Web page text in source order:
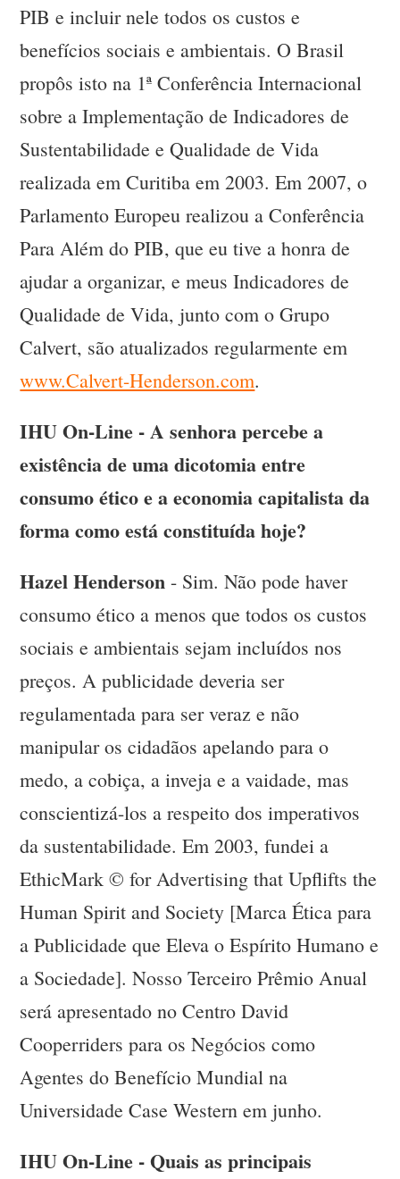
PIB e incluir nele todos os custos e
benefícios sociais e ambientais. O Brasil
propôs isto na 1ª Conferência Internacional
sobre a Implementação de Indicadores de
Sustentabilidade e Qualidade de Vida
realizada em Curitiba em 2003. Em 2007, o
Parlamento Europeu realizou a Conferência
Para Além do PIB, que eu tive a honra de
ajudar a organizar, e meus Indicadores de
Qualidade de Vida, junto com o Grupo
Calvert, são atualizados regularmente em
www.Calvert-Henderson.com.
IHU On-Line - A senhora percebe a
existência de uma dicotomia entre
consumo ético e a economia capitalista da
forma como está constituída hoje?
Hazel Henderson - Sim. Não pode haver
consumo ético a menos que todos os custos
sociais e ambientais sejam incluídos nos
preços. A publicidade deveria ser
regulamentada para ser veraz e não
manipular os cidadãos apelando para o
medo, a cobiça, a inveja e a vaidade, mas
conscientizá-los a respeito dos imperativos
da sustentabilidade. Em 2003, fundei a
EthicMark © for Advertising that Upflifts the
Human Spirit and Society [Marca Ética para
a Publicidade que Eleva o Espírito Humano e
a Sociedade]. Nosso Terceiro Prêmio Anual
será apresentado no Centro David
Cooperriders para os Negócios como
Agentes do Benefício Mundial na
Universidade Case Western em junho.
IHU On-Line - Quais as principais